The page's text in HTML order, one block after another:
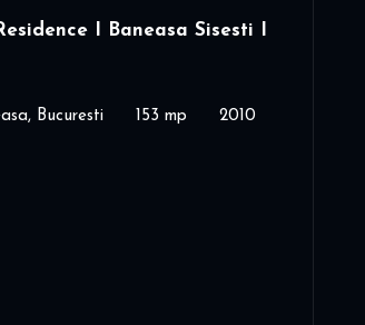
I Baneasa Sisesti I
Bucuresti 153 mp 2010